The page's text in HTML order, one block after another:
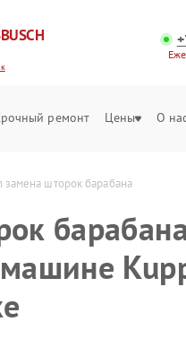
ремонт Цены О
шторок барабана